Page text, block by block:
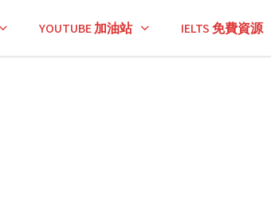
YOUTUBE 加油站 IELTS 免費資源